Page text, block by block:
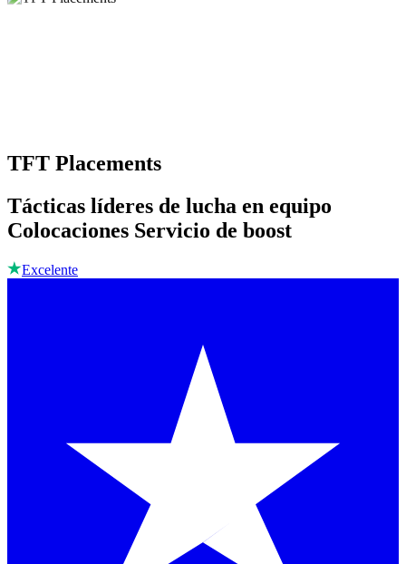
TFT Placements
Tácticas líderes de lucha en equipo
Colocaciones Servicio de boost
Excelente